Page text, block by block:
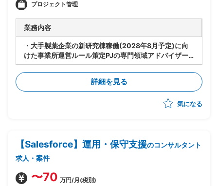
プロジェクト管理
業務内容
・大手製薬企業の新研究棟稼働(2028年8月予定)に向
けた事業所運営ルール策定PJの専門領域アドバイザー
として参画
・薬品管理・廃棄物管理・安全管理など製薬研究施設特
有の運営領域に関する知見提供・観点レビューを担当
・PJ全体統括のPM/PMOと連携し、ルール統一化案に
対する妥当性検証・改善提案・代替案提示を実施
・初期は詳細ヒアリング・課題整理フェーズに参画、後
続フェーズはPMからの相談ベースでスポット稼働を想
定
詳細を見る
気になる
【Salesforce】運用・保守支援のコンサルタント
求人・案件
〜70 万円/月(税別)